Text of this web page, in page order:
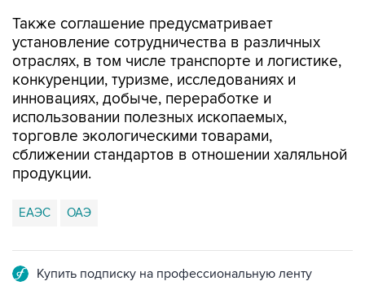
Также соглашение предусматривает
установление сотрудничества в различных
отраслях, в том числе транспорте и логистике,
конкуренции, туризме, исследованиях и
инновациях, добыче, переработке и
использовании полезных ископаемых,
торговле экологическими товарами,
сближении стандартов в отношении халяльной
продукции.
ЕАЭС ОАЭ
Купить подписку на профессиональную ленту